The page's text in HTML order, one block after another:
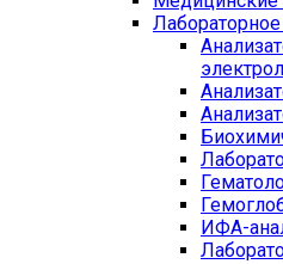
ИФА-